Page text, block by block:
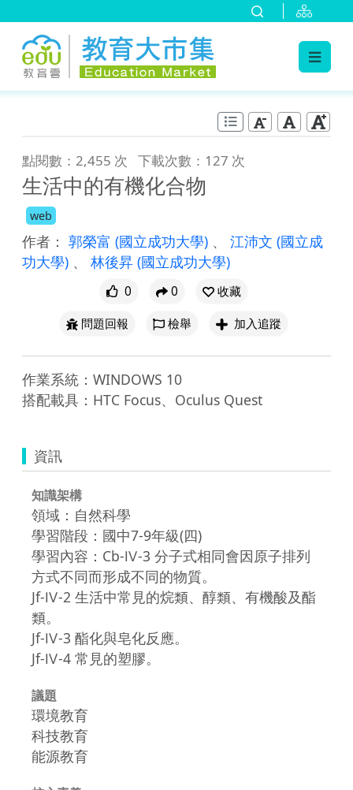
點閱數：2,455 次 下載次數：127 次
生活中的有機化合物
web
作者： 郭榮富 (國立成功大學) 、 江沛文 (國立成
功大學) 、 林後昇 (國立成功大學)
0 0
收藏
問題回報
檢舉 加入追蹤
作業系統：WINDOWS 10
搭配載具：HTC Focus、Oculus Quest
資訊
知識架構
領域：自然科學
學習階段：國中7-9年級(四)
學習內容：Cb-Ⅳ-3 分子式相同會因原子排列
方式不同而形成不同的物質。
Jf-Ⅳ-2 生活中常見的烷類、醇類、有機酸及酯
類。
Jf-Ⅳ-3 酯化與皂化反應。
Jf-Ⅳ-4 常見的塑膠。
議題
環境教育
科技教育
能源教育